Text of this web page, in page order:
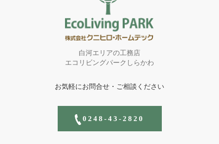
白河エリアの工務店
エコリビングパークしらかわ
お気軽にお問合せ・ご相談ください
0248-43-2820